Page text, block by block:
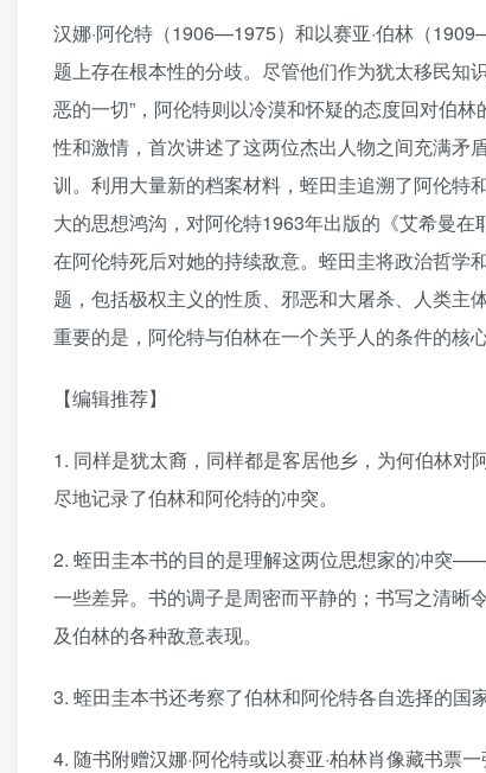
汉娜·阿伦特（1906—1975）和以赛亚·伯林（
题上存在根本性的分歧。尽管他们作为犹太移民知
恶的一切”，阿伦特则以冷漠和怀疑的态度回对伯
性和激情，首次讲述了这两位杰出人物之间充满矛
训。利用大量新的档案材料，蛭田圭追溯了阿伦特
大的思想鸿沟，对阿伦特1963年出版的《艾希曼
在阿伦特死后对她的持续敌意。蛭田圭将政治哲学
题，包括极权主义的性质、邪恶和大屠杀、人类主
重要的是，阿伦特与伯林在一个关乎人的条件的核
【编辑推荐】
1. 同样是犹太裔，同样都是客居他乡，为何伯林对
尽地记录了伯林和阿伦特的冲突。
2. 蛭田圭本书的目的是理解这两位思想家的冲突
一些差异。书的调子是周密而平静的；书写之清晰
及伯林的各种敌意表现。
3. 蛭田圭本书还考察了伯林和阿伦特各自选择的国
4. 随书附赠汉娜·阿伦特或以赛亚·柏林肖像藏书票一